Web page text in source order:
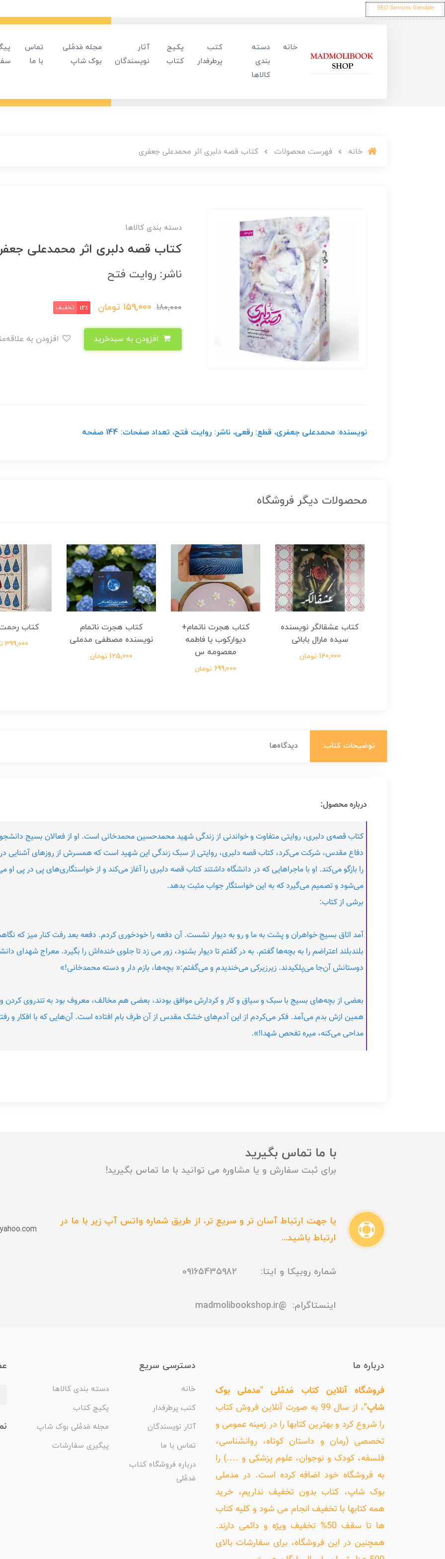
SEO Services Glendale
خانه
دسته
بندی
کالاها
کتب
پرطرفدار
پکیج
کتاب
آثار
نویسندگان
مجله مَدمُلی
بوک شاپ
تماس
با ما
خانه فهرست محصولات کتاب قصه دلبری اثر محمدعلی جعفری
دسته بندی کالاها
کتاب قصه دلبری اثر محمدعلی
ناشر: روایت فتح
180,000
159,000 تومان 12٪ تخفیف
نویسنده: محمدعلی جعفری، قطع: رقعی، ناشر: روایت فتح، تعداد صفحات: 144 صفحه
محصولات دیگر فروشگاه
کتاب عشقالگر نویسنده
سیده مارال بابائی
120,000 تومان
کتاب هجرت ناتمام+
دیوارکوب یا فاطمه
معصومه س
699,000 تومان
کتاب هجرت ناتمام
نویسنده مصطفی مدملی
125,000 تومان
کتاب
399,000 تومان
توضیحات کتاب: دیدگاه‌ها
درباره محصول:
کتاب قصه‌ی دلبری، روایتی متفاوت و خواندنی از زندگی شهید محمدحسین محمدخانی است. او از فعالان بسیج
دفاع مقدس، شرکت می‌کرد، کتاب قصه دلبری، روایتی از سبک زندگی این شهید است که همسرش از روزهای آشنایی
را بازگو می‌کند. او با ماجراهایی که در دانشگاه داشتند کتاب قصه دلبری را آغاز می‌کند و از خواستگاری‌های پی‌ در
می‌شود و تصمیم می‌گیرد که به این خواستگار جواب مثبت بدهد.
برشی از کتاب:
آمد اتاق بسیج خواهران و پشت به ما و رو به دیوار نشست. آن دفعه را خودخوری کردم. دفعه بعد رفت کنار میز که
بلندبلند اعتراضم را به بچه‌ها گفتم. به در گفتم تا دیوار بشنود، زور می زد تا جلوی خنده‌اش را بگیرد. معراج شهدای
دوستانش آن‌جا می‌پلکیدند. زیرزیرکی می‌خندیدم و می‌گفتم:« بچه‌ها، بازم دار و دسته محمدخانی!»
بعضی از بچه‌های بسیج با سبک و سیاق و کار و کردارش موافق بودند، بعضی هم مخالف، معروف بود به تندروی کردن
همین ازش بدم می‌آمد. فکر می‌کردم از این آدم‌های خشک مقدس از آن طرف بام افتاده است. آن‌هایی که با افکار و
مداحی می‌کنه، میره تفحص شهدا!».
با ما تماس بگیرید
برای ثبت سفارش و یا مشاوره می توانید با ما تماس بگیرید!
یا جهت ارتباط آسان تر و سریع تر، از طریق شماره واتس آپ زیر با ما در
ارتباط باشید...
شماره روبیکا و ایتا: 09165435982
اینستاگرام: @madmolibookshop.ir
درباره ما
فروشگاه آنلاین کتاب مَدمُلی "مدملی بوک
شاپ"
، از سال 99 به صورت آنلاین فروش کتاب
را شروع کرد و بهترین کتابها را در زمینه عمومی و
تخصصی (رمان و داستان کوتاه، روانشناسی،
فلسفه، کودک و نوجوان، علوم پزشکی و ....) را
به فروشگاه خود اضافه کرده است. در مدملی
بوک شاپ، کتاب بدون تخفیف نداریم، خرید
همه کتابها با تخفیف انجام می شود و کلیه کتاب
ها تا سقف 50% تخفیف ویژه و دائمی دارند.
همچنین در این فروشگاه، برای سفارشات بالای
دسترسی سریع
خانه
دسته بندی کالاها
کتب پرطرفدار
پکیج کتاب
آثار نویسندگان
مجله مَدمُلی بوک شاپ
تماس با ما
پیگیری سفارشات
درباره فروشگاه کتاب
مَدمُلی